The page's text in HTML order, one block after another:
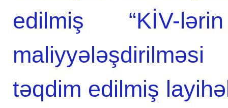
edilmiş “KİV-
təqdim edilmiş